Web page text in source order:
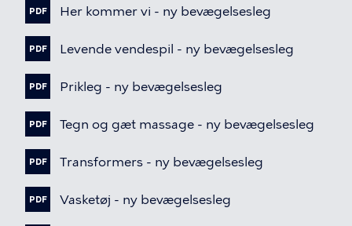
Fil
PDF Her kommer vi - ny bevægelsesleg
Fil
PDF Levende vendespil - ny bevægelsesleg
Fil
PDF Prikleg - ny bevægelsesleg
Fil
PDF Tegn og gæt massage - ny bevægelsesleg
Fil
PDF Transformers - ny bevægelsesleg
Fil
PDF Vasketøj - ny bevægelsesleg